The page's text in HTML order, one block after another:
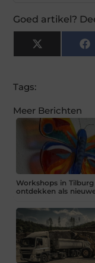
Goed artikel?
X
(Twitter)
Tags:
Meer Berichten
Workshops in Tilburg
ontdekken als